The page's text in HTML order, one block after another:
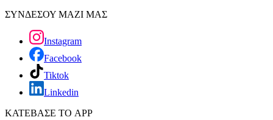
ΣΥΝΔΕΣΟΥ ΜΑΖΙ ΜΑΣ
Instagram
Facebook
Tiktok
Linkedin
ΚΑΤΕΒΑΣΕ ΤΟ APP